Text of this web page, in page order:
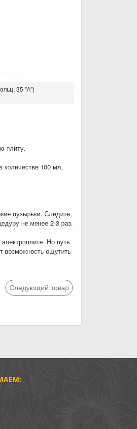
35 "А")
плиту.
количестве 100 мл,
пузырьки. Следите,
не менее 2-3 раз.
Но путь
возможность ощутить
Следующий товар